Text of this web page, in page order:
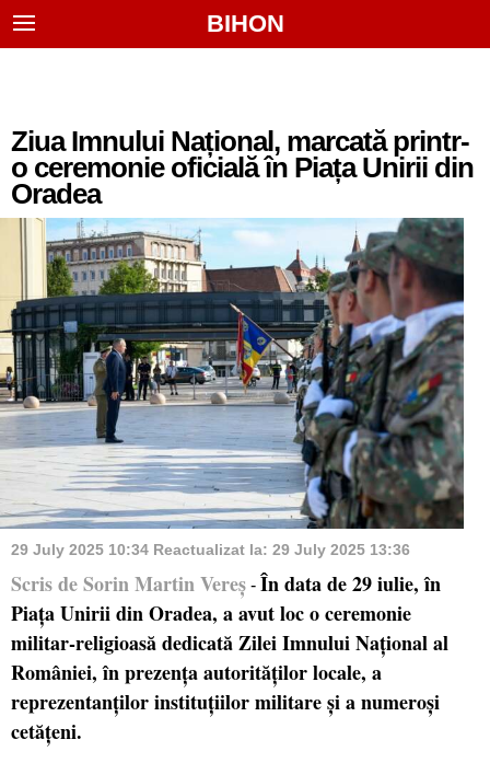
BIHON
Ziua Imnului Național, marcată printr-
o ceremonie oficială în Piața Unirii din
Oradea
29 July 2025 10:34 Reactualizat la: 29 July 2025 13:36
Scris de Sorin Martin Vereș - În data de 29 iulie, în
Piața Unirii din Oradea, a avut loc o ceremonie
militar-religioasă dedicată Zilei Imnului Național al
României, în prezența autorităților locale, a
reprezentanților instituțiilor militare și a numeroși
cetățeni.